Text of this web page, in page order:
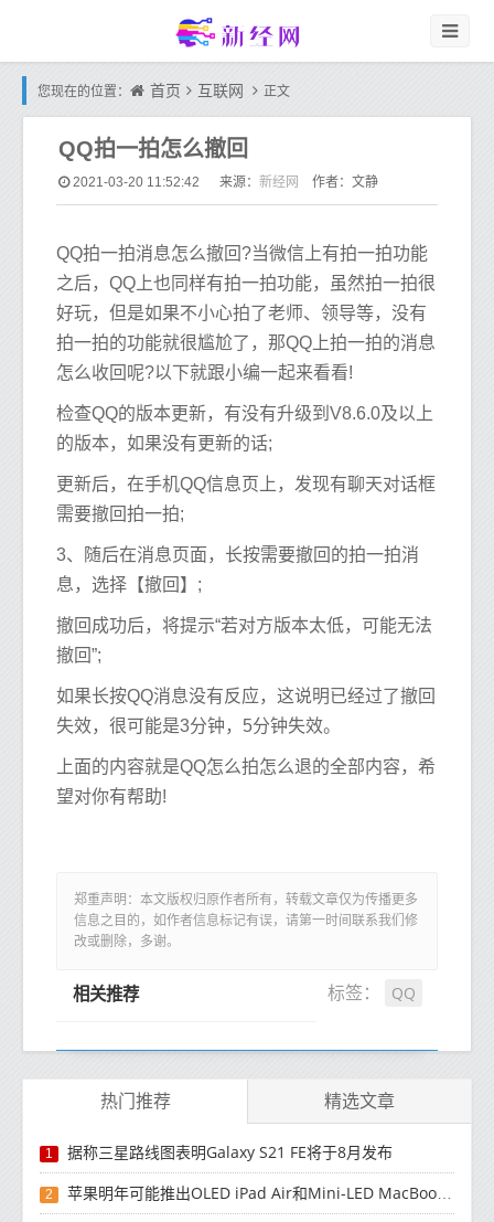
您现在的位置： 首页 互联网 正文
QQ拍一拍怎么撤回
2021-03-20 11:52:42 来源： 新经网 作者：文静
QQ拍一拍消息怎么撤回?当微信上有拍一拍功能
之后，QQ上也同样有拍一拍功能，虽然拍一拍很
好玩，但是如果不小心拍了老师、领导等，没有
拍一拍的功能就很尴尬了，那QQ上拍一拍的消息
怎么收回呢?以下就跟小编一起来看看!
检查QQ的版本更新，有没有升级到V8.6.0及以上
的版本，如果没有更新的话;
更新后，在手机QQ信息页上，发现有聊天对话框
需要撤回拍一拍;
3、随后在消息页面，长按需要撤回的拍一拍消
息，选择【撤回】;
撤回成功后，将提示“若对方版本太低，可能无法
撤回”;
如果长按QQ消息没有反应，这说明已经过了撤回
失效，很可能是3分钟，5分钟失效。
上面的内容就是QQ怎么拍怎么退的全部内容，希
望对你有帮助!
郑重声明：本文版权归原作者所有，转载文章仅为传播更多
信息之目的，如作者信息标记有误，请第一时间联系我们修
改或删除，多谢。
标签： QQ
相关推荐
热门推荐 精选文章
1 据称三星路线图表明Galaxy S21 FE将于8月发布
2 苹果明年可能推出OLED iPad Air和Mini-LED MacBook Air